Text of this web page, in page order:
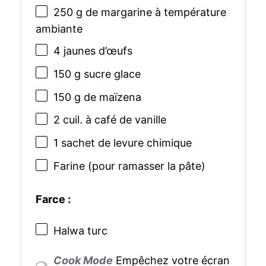
250 g de margarine à température
ambiante
4 jaunes d’œufs
150 g sucre glace
150 g de maïzena
2 cuil. à café de vanille
1 sachet de levure chimique
Farine (pour ramasser la pâte)
Farce :
Halwa turc
Cook Mode Empêchez votre écran